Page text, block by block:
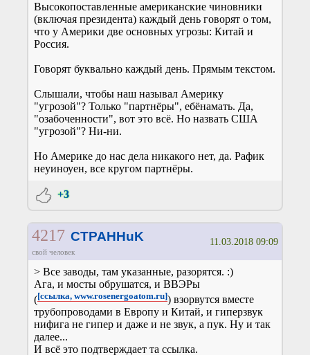
Высокопоставленные американские чиновники
(включая президента) каждый день говорят о том,
что у Америки две основных угрозы: Китай и
Россия.
Говорят буквально каждый день. Прямым текстом.
Слышали, чтобы наш называл Америку
"угрозой"? Только "партнёры", ебёнамать. Да,
"озабоченности", вот это всё. Но назвать США
"угрозой"? Ни-ни.
Но Америке до нас дела никакого нет, да. Рафик
неуиноуен, все кругом партнёры.
+3
4217 CTPAHHuK
свой человек
11.03.2018 09:09
> Все заводы, там указанные, разорятся. :)
Ага, и мосты обрушатся, и ВВЭРы
([ссылка, www.rosenergoatom.ru]) взорвутся вместе
трубопроводами в Европу и Китай, и гиперзвук
нифига не гипер и даже и не звук, а пук. Ну и так
далее...
И всё это подтверждает та ссылка.